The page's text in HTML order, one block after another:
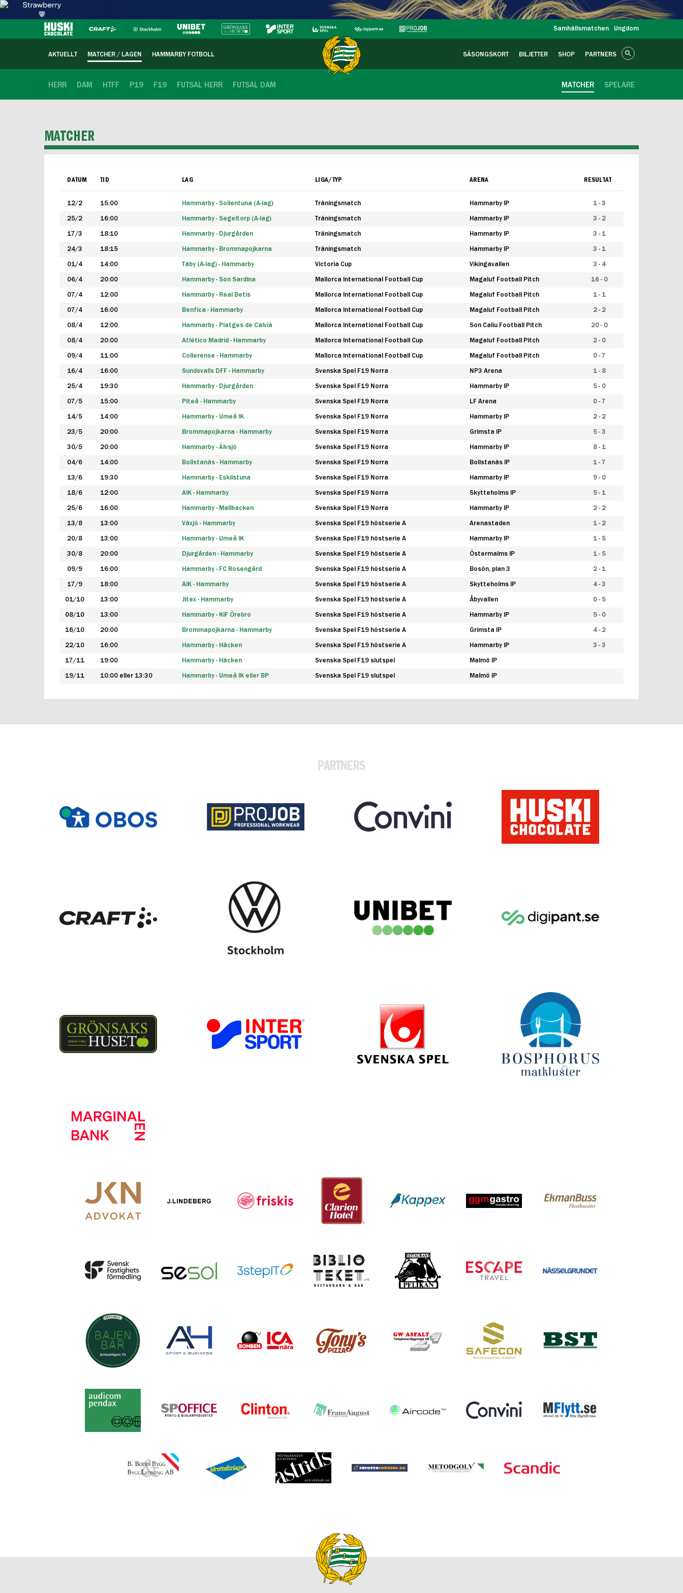
Samhällsmatchen Ungdom
AKTUELLT MATCHER / LAGEN HAMMARBY FOTBOLL SÄSONGSKORT BILJETTER SHOP PARTNERS
HERR DAM HTFF P19 F19 FUTSAL HERR FUTSAL DAM SPELARE
MATCHER
MATCHER
DATUM TID LAG LIGA/TYP ARENA RESULTAT
12/2 15:00 Hammarby - Sollentuna (A-lag) Träningsmatch Hammarby IP 1 - 3
25/2 16:00 Hammarby - Segeltorp (A-lag) Träningsmatch Hammarby IP 3 - 2
17/3 18:10 Hammarby - Djurgården Träningsmatch Hammarby IP 3 - 1
24/3 18:15 Hammarby - Brommapojkarna Träningsmatch Hammarby IP 3 - 1
01/4 14:00 Täby (A-lag) - Hammarby Victoria Cup Vikingavallen 3 - 4
06/4 20:00 Hammarby - Son Sardina Mallorca International Football Cup Magaluf Football Pitch 16 - 0
07/4 12:00 Hammarby - Real Betis Mallorca International Football Cup Magaluf Football Pitch 1 - 1
07/4 16:00 Benfica - Hammarby Mallorca International Football Cup Magaluf Football Pitch 2 - 2
08/4 12:00 Hammarby - Platges de Calvià Mallorca International Football Cup Son Caliu Football Pitch 20 - 0
08/4 20:00 Atlético Madrid - Hammarby Mallorca International Football Cup Magaluf Football Pitch 2 - 0
09/4 11:00 Collerense - Hammarby Mallorca International Football Cup Magaluf Football Pitch 0 - 7
16/4 16:00 Sundsvalls DFF - Hammarby Svenska Spel F19 Norra NP3 Arena 1 - 8
25/4 19:30 Hammarby - Djurgården Svenska Spel F19 Norra Hammarby IP 5 - 0
07/5 15:00 Piteå - Hammarby Svenska Spel F19 Norra LF Arena 0 - 7
14/5 14:00 Hammarby - Umeå IK Svenska Spel F19 Norra Hammarby IP 2 - 2
23/5 20:00 Brommapojkarna - Hammarby Svenska Spel F19 Norra Grimsta IP 5 - 3
30/5 20:00 Hammarby - Älvsjö Svenska Spel F19 Norra Hammarby IP 8 - 1
04/6 14:00 Bollstanäs - Hammarby Svenska Spel F19 Norra Bollstanäs IP 1 - 7
13/6 19:30 Hammarby - Eskilstuna Svenska Spel F19 Norra Hammarby IP 9 - 0
18/6 12:00 AIK - Hammarby Svenska Spel F19 Norra Skytteholms IP 5 - 1
25/6 16:00 Hammarby - Mallbacken Svenska Spel F19 Norra Hammarby IP 2 - 2
13/8 13:00 Växjö - Hammarby Svenska Spel F19 höstserie A Arenastaden 1 - 2
20/8 13:00 Hammarby - Umeå IK Svenska Spel F19 höstserie A Hammarby IP 1 - 5
30/8 20:00 Djurgården - Hammarby Svenska Spel F19 höstserie A Östermalms IP 1 - 5
09/9 16:00 Hammarby - FC Rosengård Svenska Spel F19 höstserie A Bosön, plan 3 2 - 1
17/9 18:00 AIK - Hammarby Svenska Spel F19 höstserie A Skytteholms IP 4 - 3
01/10 13:00 Jitex - Hammarby Svenska Spel F19 höstserie A Åbyvallen 0 - 5
08/10 13:00 Hammarby - KIF Örebro Svenska Spel F19 höstserie A Hammarby IP 5 - 0
16/10 20:00 Brommapojkarna - Hammarby Svenska Spel F19 höstserie A Grimsta IP 4 - 2
22/10 16:00 Hammarby - Häcken Svenska Spel F19 höstserie A Hammarby IP 3 - 3
17/11 19:00 Hammarby - Häcken Svenska Spel F19 slutspel Malmö IP
19/11 10:00 eller 13:30 Hammarby - Umeå IK eller BP Svenska Spel F19 slutspel Malmö IP
PARTNERS